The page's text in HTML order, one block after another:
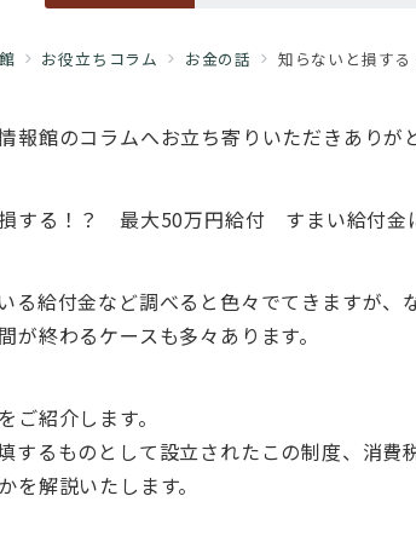
お役立ちコラム お金の話 知らないと損す
報館のコラムへお立ち寄りいただきありが
する！？ 最大50万円給付 すまい給付金
る給付金など調べると色々でてきますが、
が終わるケースも多々あります。
ご紹介します。
するものとして設立されたこの制度、消
を解説いたします。